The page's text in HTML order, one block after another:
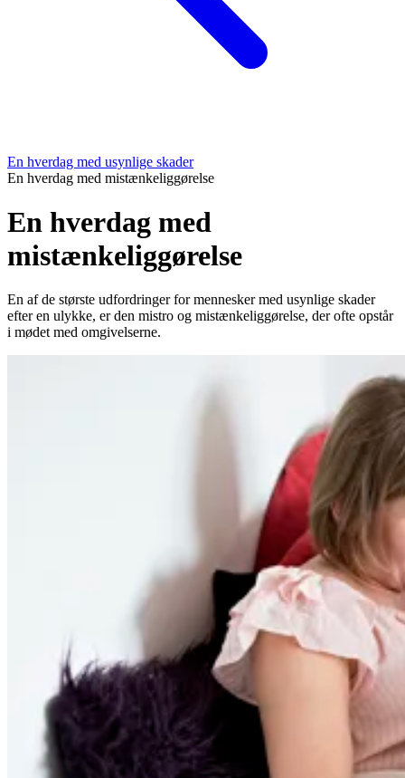
En hverdag med usynlige skader
En hverdag med mistænkeliggørelse
En hverdag med
mistænkeliggørelse
En af de største udfordringer for mennesker med usynlige skader
efter en ulykke, er den mistro og mistænkeliggørelse, der ofte opstår
i mødet med omgivelserne.